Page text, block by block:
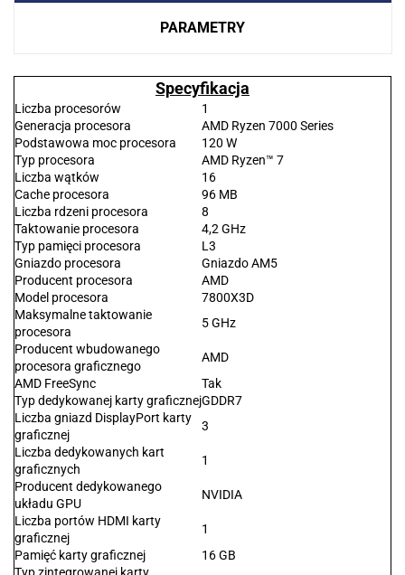
PARAMETRY
Specyfikacja
Liczba procesorów
1
Generacja procesora
AMD Ryzen 7000 Series
Podstawowa moc procesora
120 W
Typ procesora
AMD Ryzen™ 7
Liczba wątków
16
Cache procesora
96 MB
Liczba rdzeni procesora
8
Taktowanie procesora
4,2 GHz
Typ pamięci procesora
L3
Gniazdo procesora
Gniazdo AM5
Producent procesora
AMD
Model procesora
7800X3D
Maksymalne taktowanie
procesora
5 GHz
Producent wbudowanego
procesora graficznego
AMD
AMD FreeSync
Tak
Typ dedykowanej karty graficznejGDDR7
Liczba gniazd DisplayPort karty
graficznej
3
Liczba dedykowanych kart
graficznych
1
Producent dedykowanego
układu GPU
NVIDIA
Liczba portów HDMI karty
graficznej
1
Pamięć karty graficznej
16 GB
Typ zintegrowanej karty